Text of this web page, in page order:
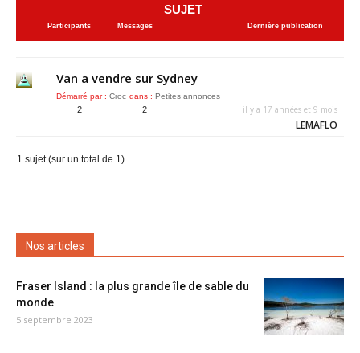
SUJET
Participants Messages Dernière publication
Van a vendre sur Sydney
Démarré par : Croc dans : Petites annonces
2 2 il y a 17 années et 9 mois
LEMAFLO
1 sujet (sur un total de 1)
Nos articles
Fraser Island : la plus grande île de sable du
monde
5 septembre 2023